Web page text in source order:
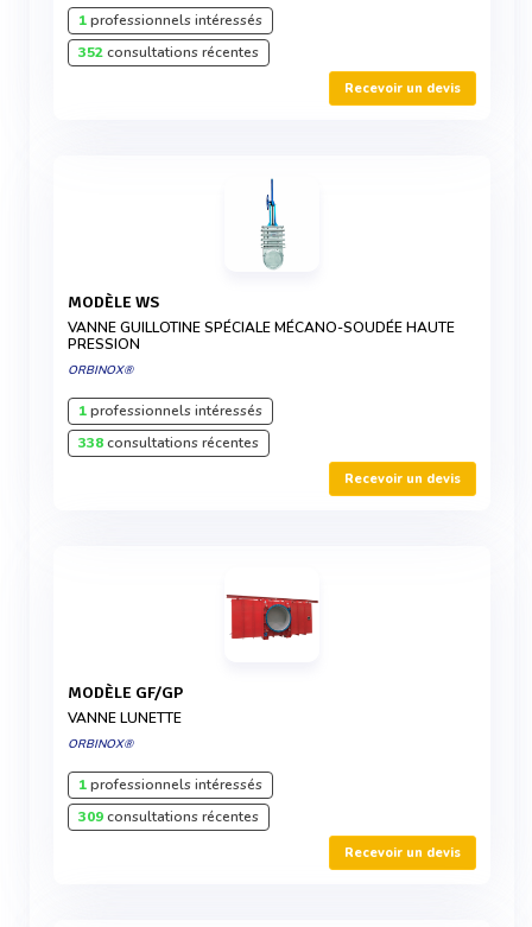
1professionnels intéressés
352consultations récentes
Recevoir un devis
MODÈLE WS
VANNE GUILLOTINE SPÉCIALE MÉCANO-SOUDÉE HAUTE
PRESSION
ORBINOX®
1professionnels intéressés
338consultations récentes
Recevoir un devis
MODÈLE GF/GP
VANNE LUNETTE
ORBINOX®
1professionnels intéressés
309consultations récentes
Recevoir un devis